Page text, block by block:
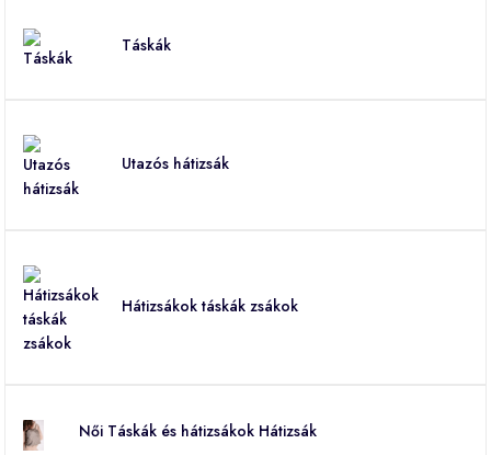
Táskák
Utazós hátizsák
Hátizsákok táskák zsákok
Női Táskák és hátizsákok Hátizsák